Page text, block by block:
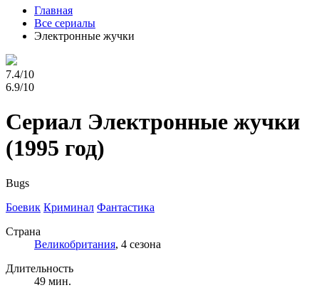
Главная
Все сериалы
Электронные жучки
7.4/10
6.9/10
Сериал Электронные жучки
(1995 год)
Bugs
Боевик Криминал Фантастика
Страна
Великобритания, 4 сезона
Длительность
49 мин.